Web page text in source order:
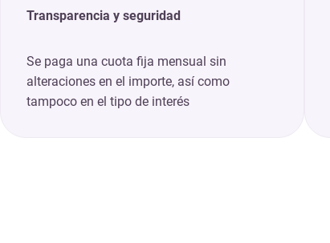
Transparencia y seguridad
Se paga una cuota fija mensual sin
alteraciones en el importe, así como
tampoco en el tipo de interés